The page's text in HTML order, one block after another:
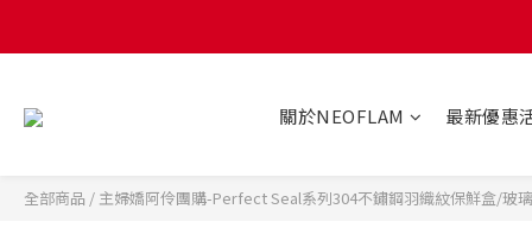
關於NEOFLAM 最新優惠
全部商品 / 主婦嬌阿伶團購-Perfect Seal系列304不鏽鋼羽織紋保鮮盒/玻